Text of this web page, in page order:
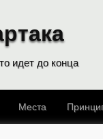
идет до конца
Места